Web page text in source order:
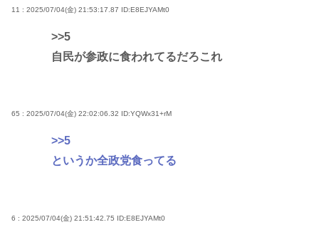
11 : 2025/07/04(金) 21:53:17.87 ID:E8EJYAMt0
>>5
自民が参政に食われてるだろこれ
65 : 2025/07/04(金) 22:02:06.32 ID:YQWx31+rM
>>5
というか全政党食ってる
6 : 2025/07/04(金) 21:51:42.75 ID:E8EJYAMt0